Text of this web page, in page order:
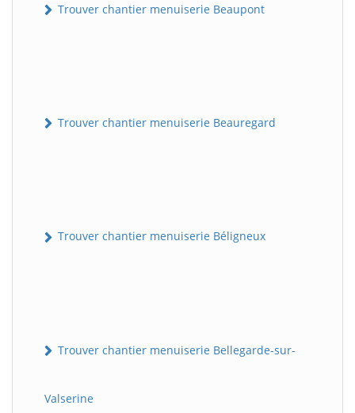
Trouver chantier menuiserie Beaupont
Trouver chantier menuiserie Beauregard
Trouver chantier menuiserie Béligneux
Trouver chantier menuiserie Bellegarde-sur-
Valserine